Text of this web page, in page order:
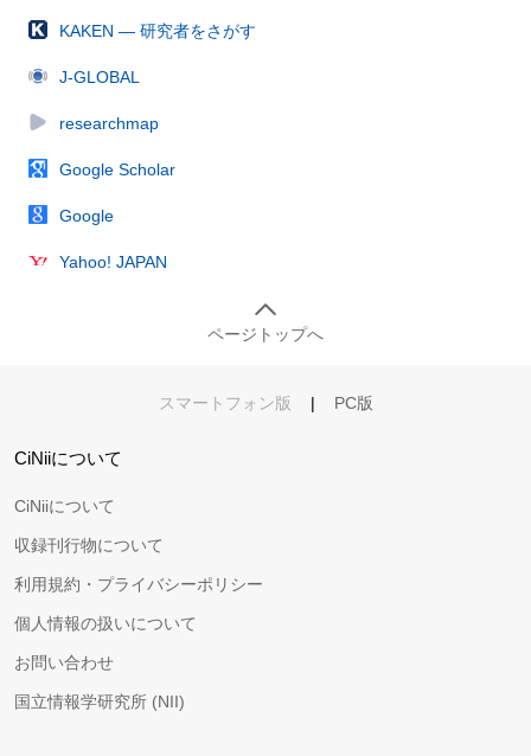
KAKEN — 研究者をさがす
J-GLOBAL
researchmap
Google Scholar
Google
Yahoo! JAPAN
ページトップへ
スマートフォン版 | PC版
CiNiiについて
CiNiiについて
収録刊行物について
利用規約・プライバシーポリシー
個人情報の扱いについて
お問い合わせ
国立情報学研究所 (NII)